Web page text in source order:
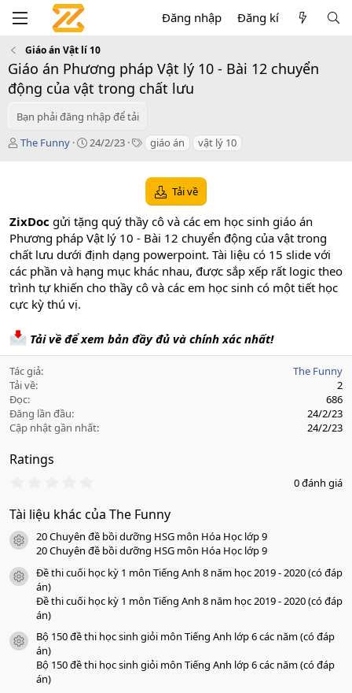
Đăng nhập Đăng kí
Giáo án Vật lí 10
Giáo án Phương pháp Vật lý 10 - Bài 12 chuyển
động của vật trong chất lưu
Bạn phải đăng nhập để tải
T
The Funny
C
o
n
d
a
t
24/2/23
T
s
giáo án vật lý 10
Tải về
ZixDoc gửi tặng quý thầy cô và các em học sinh giáo án
Phương pháp Vật lý 10 - Bài 12 chuyển động của vật trong
chất lưu dưới định dạng powerpoint. Tài liệu có 15 slide với
các phần và hạng mục khác nhau, được sắp xếp rất logic theo
trình tự khiến cho thầy cô và các em học sinh có một tiết học
cực kỳ thú vị.
Tải về để xem bản đầy đủ và chính xác nhất!
Tác giả
The Funny
Tải về
2
Đọc
686
Đăng lần đầu
24/2/23
Cập nhật gần nhất
24/2/23
Ratings
0
0
s
a
o
0 đánh giá
Tài liệu khác của The Funny
icon tài liệu
20 Chuyên đề bồi dưỡng HSG môn Hóa Học lớp 9
20 Chuyên đề bồi dưỡng HSG môn Hóa Học lớp 9
icon tài liệu
Đề thi cuối học kỳ 1 môn Tiếng Anh 8 năm học 2019 - 2020 (có đáp
án)
Đề thi cuối học kỳ 1 môn Tiếng Anh 8 năm học 2019 - 2020 (có đáp
án)
icon tài liệu
Bộ 150 đề thi học sinh giỏi môn Tiếng Anh lớp 6 các năm (có đáp
án)
Bộ 150 đề thi học sinh giỏi môn Tiếng Anh lớp 6 các năm (có đáp
án)